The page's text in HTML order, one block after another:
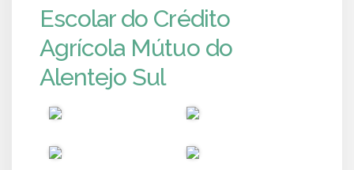
Escolar do Crédito
Agrícola Mútuo do
Alentejo Sul